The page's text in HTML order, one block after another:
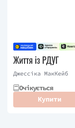
Життя із РДУГ
Джессіка МакКейб
Очікується
Купити